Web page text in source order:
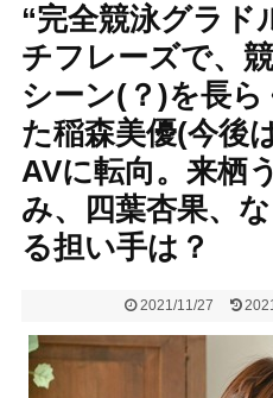
“完全競泳グラド
チフレーズで、
シーン(？)を長
た稲森美優(今後
AVに転向。来栖
み、四葉杏果、
る担い手は？
2021/11/27